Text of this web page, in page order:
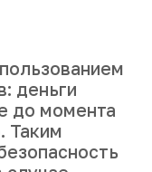
деньги
до момента
Таким